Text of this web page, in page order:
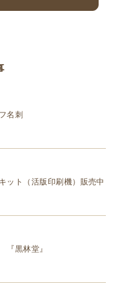
名刺
ット（活版印刷機）販売中
黒林堂』